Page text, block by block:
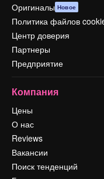
Оригиналы Новое
Политика файлов
Центр доверия
Партнеры
Предприятие
Компания
Цены
О нас
Reviews
Вакансии
Поиск тенденций